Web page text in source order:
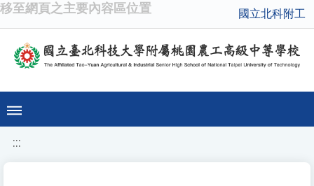
移至網頁之主要內容區位置 國立北科附工
:::